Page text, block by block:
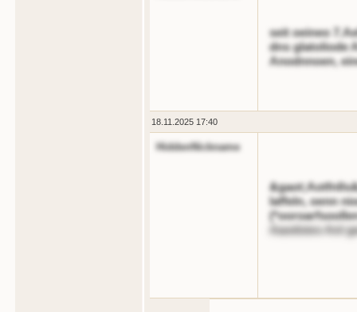
seit oeineo
dns glatoliode
Anodnnoen,
18.11.2025 17:40
HiddenNickname
laffeln, oenn
Aaodstes Anl